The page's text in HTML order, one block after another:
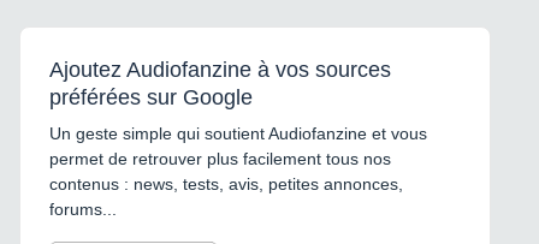
Ajoutez Audiofanzine à vos sources
préférées sur Google
Un geste simple qui soutient Audiofanzine et vous
permet de retrouver plus facilement tous nos
contenus : news, tests, avis, petites annonces,
forums...